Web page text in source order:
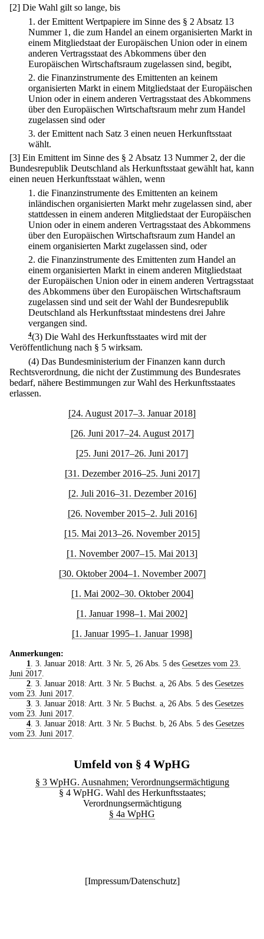
[2] Die Wahl gilt so lange, bis
1. der Emittent Wertpapiere im Sinne des § 2 Absatz 13
Nummer 1, die zum Handel an einem organisierten Markt in
einem Mitgliedstaat der Europäischen Union oder in einem
anderen Vertragsstaat des Abkommens über den
Europäischen Wirtschaftsraum zugelassen sind, begibt,
2. die Finanzinstrumente des Emittenten an keinem
organisierten Markt in einem Mitgliedstaat der Europäischen
Union oder in einem anderen Vertragsstaat des Abkommens
über den Europäischen Wirtschaftsraum mehr zum Handel
zugelassen sind oder
3. der Emittent nach Satz 3 einen neuen Herkunftsstaat
wählt.
[3] Ein Emittent im Sinne des § 2 Absatz 13 Nummer 2, der die
Bundesrepublik Deutschland als Herkunftsstaat gewählt hat, kann
einen neuen Herkunftsstaat wählen, wenn
1. die Finanzinstrumente des Emittenten an keinem
inländischen organisierten Markt mehr zugelassen sind, aber
stattdessen in einem anderen Mitgliedstaat der Europäischen
Union oder in einem anderen Vertragsstaat des Abkommens
über den Europäischen Wirtschaftsraum zum Handel an
einem organisierten Markt zugelassen sind, oder
2. die Finanzinstrumente des Emittenten zum Handel an
einem organisierten Markt in einem anderen Mitgliedstaat
der Europäischen Union oder in einem anderen Vertragsstaat
des Abkommens über den Europäischen Wirtschaftsraum
zugelassen sind und seit der Wahl der Bundesrepublik
Deutschland als Herkunftsstaat mindestens drei Jahre
vergangen sind.
4(3) Die Wahl des Herkunftsstaates wird mit der
Veröffentlichung nach § 5 wirksam.
(4) Das Bundesministerium der Finanzen kann durch
Rechtsverordnung, die nicht der Zustimmung des Bundesrates
bedarf, nähere Bestimmungen zur Wahl des Herkunftsstaates
erlassen.
[24. August 2017–3. Januar 2018]
[26. Juni 2017–24. August 2017]
[25. Juni 2017–26. Juni 2017]
[31. Dezember 2016–25. Juni 2017]
[2. Juli 2016–31. Dezember 2016]
[26. November 2015–2. Juli 2016]
[15. Mai 2013–26. November 2015]
[1. November 2007–15. Mai 2013]
[30. Oktober 2004–1. November 2007]
[1. Mai 2002–30. Oktober 2004]
[1. Januar 1998–1. Mai 2002]
[1. Januar 1995–1. Januar 1998]
Anmerkungen:
1
. 3. Januar 2018: Artt. 3 Nr. 5, 26 Abs. 5 des Gesetzes vom 23.
Juni 2017
2. 3. Januar 2018: Artt. 3 Nr. 5 Buchst. a, 26 Abs. 5 des Gesetzes
vom 23. Juni 2017
3. 3. Januar 2018: Artt. 3 Nr. 5 Buchst. a, 26 Abs. 5 des Gesetzes
vom 23. Juni 2017
4. 3. Januar 2018: Artt. 3 Nr. 5 Buchst. b, 26 Abs. 5 des Gesetzes
vom 23. Juni 2017
Umfeld von § 4 WpHG
§ 3 WpHG. Ausnahmen; Verordnungsermächtigung
§ 4 WpHG. Wahl des Herkunftsstaates;
Verordnungsermächtigung
§ 4a WpHG
[Impressum/Datenschutz]